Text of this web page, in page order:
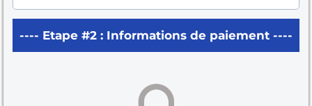
---- Etape #2 : Informations de paiement ----